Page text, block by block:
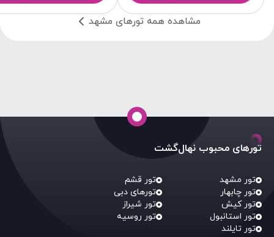
مشاهده همه تور‌های مشهد
تورهای محبوب نهال‌گشت
تور مشهد
تور قشم
تور چابهار
تورهای دبی
تور کیش
تور شیراز
تور استانبول
تور روسیه
تور تایلند